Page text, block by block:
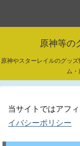
原神等の
原神やスターレイルのグッ
ム・
当サイトではアフ
イバシーポリシー